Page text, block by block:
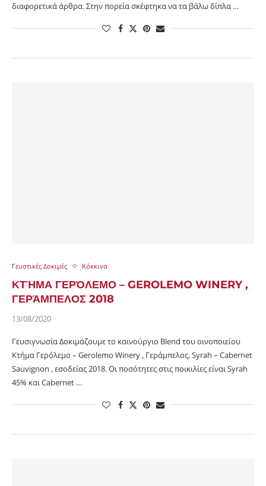
διαφορετικά άρθρα. Στην πορεία σκέφτηκα να τα βάλω δίπλα …
Γευστικές Δοκιμές Κόκκινα
ΚΤΉΜΑ ΓΕΡΌΛΕΜΟ – GEROLEMO WINERY ,
ΓΕΡΆΜΠΕΛΟΣ 2018
13/08/2020
Γευσιγνωσία Δοκιμάζουμε το καινούργιο Blend του οινοποιείου
Κτήμα Γερόλεμο – Gerolemo Winery , Γεράμπελος, Syrah – Cabernet
Sauvignon , εσοδείας 2018. Οι ποσότητες στις ποικιλίες είναι Syrah
45% και Cabernet …